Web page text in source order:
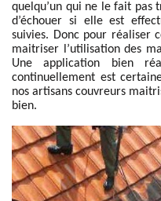
quelqu’un qui ne le fait pas
d’échouer si elle est
suivies. Donc pour réaliser
maitriser l’utilisation des
Une application bien
continuellement est
nos artisans couvreurs
bien.